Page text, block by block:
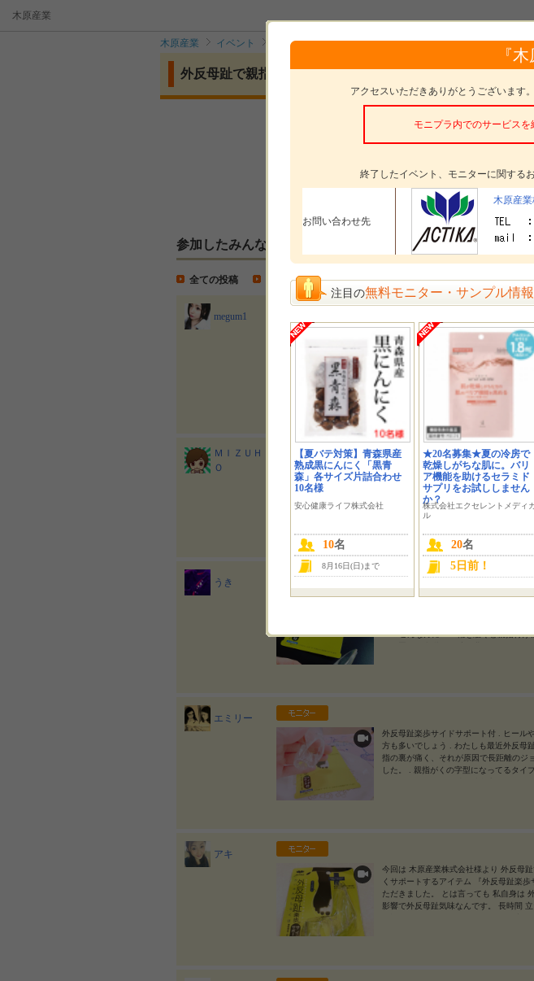
木原産業
木原産業 イベント 外反母趾で親指の付け根が痛む方に【外反母趾楽歩モニタ
『
アクセスいただきありがとうございます
モニプラ内でのサービスを
終了したイベント、モニターに関する
お問い合わせ先
木原産
注目の無料モニター・サンプル情報
【夏バテ対策】青森県産
熟成黒にんにく「黒青
森」各サイズ片詰合わせ
10名様
安心健康ライフ株式会社
10名
8月16日(日)まで
★20名募集★夏の冷房で
乾燥しがちな肌に。バリ
ア機能を助けるセラミド
サプリをお試ししません
か？
株式会社エクセレントメディ
ル
20名
5日前！
外反母趾で親指の付け根が痛む方に【外反母趾楽歩モニタ
モニタープレゼント 外反母趾楽歩サ
投稿方法
参加したみんなの投稿
全ての投稿 モニター投稿 イベント紹介
megum1
ＭＩＺＵＨ
Ｏ
コロナ禍の運動不足 歩くと痛い外反母趾。
今週からお盆の連休に突入しましたが今年はコロナ禍の影響もあって
うき
・ ・ ・ ・ 外反母趾楽歩 がいはんぼし
サイズ 原産国：日本 ・ 足指を広げ自然
・ 洗えて繰り返し使用OK ・ サイドサ
・ ✨こんな方に✨ ・靴を履くと親指付
くのが大嫌いで 歩く速度も凄く遅かっ
事みたいで 老後の事考えても アンチエ
ある方お悩みの方 騙されたと思って 使
ーズで色々種類が有ります！ 外反母趾
ますよ！ 気になる方は検索してみて下さ
楽歩 #足と靴の救急箱 #外反母趾 #外反母
2020/03/19
エミリー
外反母趾楽歩サイドサポート付 . ヒール
方も多いでしょう . わたしも最近外反母
指の裏が痛く、それが原因で長距離のジ
した。 . 親指がくの字型になってるタイ
り、柔らかいので痛みなどなく癖付け❣️
い。 #外反母趾楽歩サイドサポート付 #
容垢さんと繋がりたい #美容好きな人と
容大好きな人と繋がりたい #エイジング
さんと繋がりたい2020/03/19
アキ
今回は 木原産業株式会社様より 外反母
くサポートするアイテム 『外反母趾楽
ただきました。 とは言っても 私自身は
影響で外反母趾気味なんです。 長時間
いができるのも衛生的で良いと思います
和するから喜んでくれてます。 お悩み